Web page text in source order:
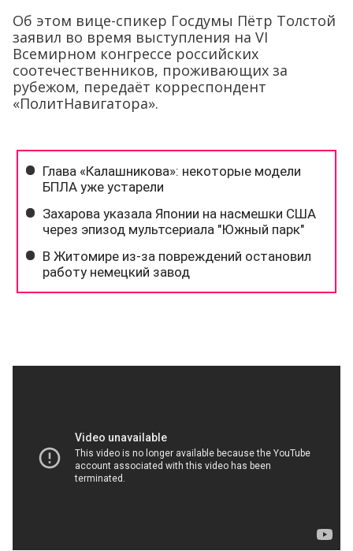
Об этом вице-спикер Госдумы Пётр Толстой
заявил во время выступления на VI
Всемирном конгрессе российских
соотечественников, проживающих за
рубежом, передаёт корреспондент
«ПолитНавигатора».